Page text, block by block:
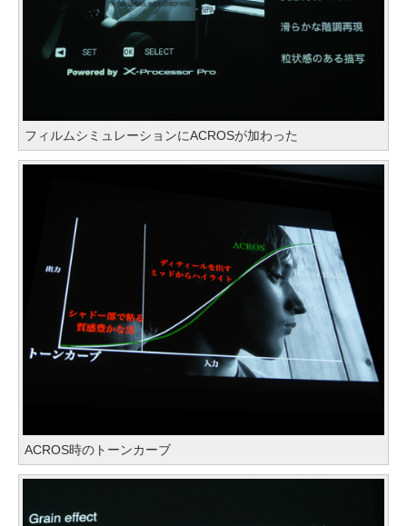
フィルムシミュレーションにACROSが加わった
ACROS時のトーンカーブ